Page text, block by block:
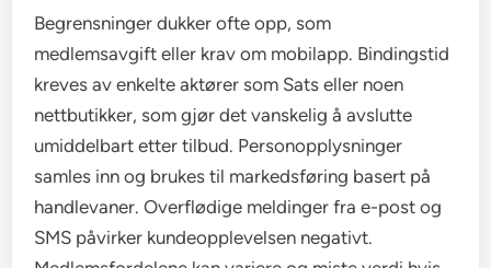
Begrensninger dukker ofte opp, som
medlemsavgift eller krav om mobilapp. Bindingstid
kreves av enkelte aktører som Sats eller noen
nettbutikker, som gjør det vanskelig å avslutte
umiddelbart etter tilbud. Personopplysninger
samles inn og brukes til markedsføring basert på
handlevaner. Overflødige meldinger fra e-post og
SMS påvirker kundeopplevelsen negativt.